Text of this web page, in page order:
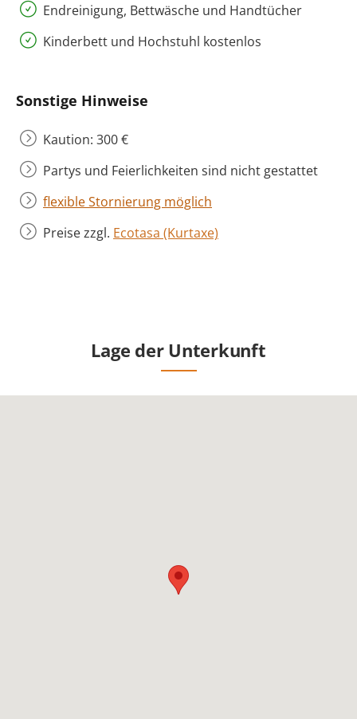
Endreinigung, Bettwäsche und Handtücher
Kinderbett und Hochstuhl kostenlos
Sonstige Hinweise
Kaution: 300 €
Partys und Feierlichkeiten sind nicht gestattet
flexible Stornierung möglich
Preise zzgl. Ecotasa (Kurtaxe)
Lage der Unterkunft